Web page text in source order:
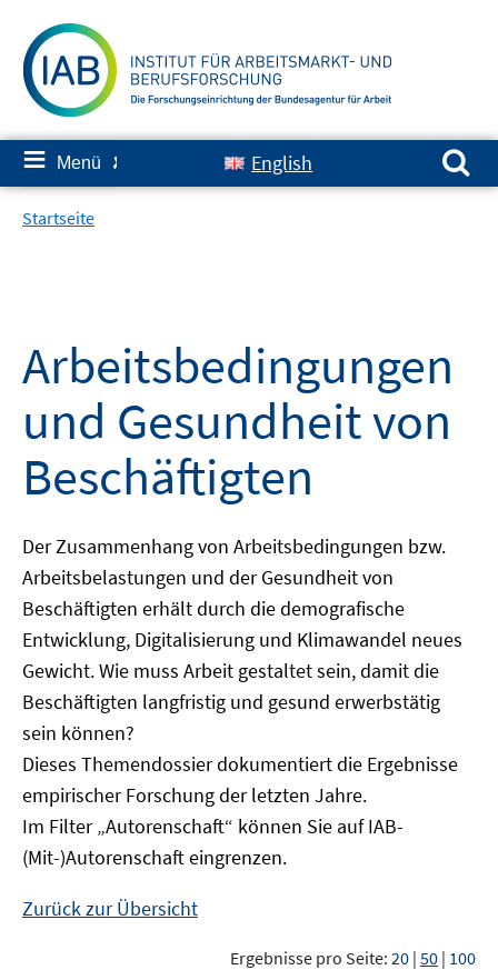
zum
Inhalt
≡ Menü ✘ English
Suchen nach:
Startseite
Arbeitsbedingungen
und Gesundheit von
Beschäftigten
Der Zusammenhang von Arbeitsbedingungen bzw.
Arbeitsbelastungen und der Gesundheit von
Beschäftigten erhält durch die demografische
Entwicklung, Digitalisierung und Klimawandel neues
Gewicht. Wie muss Arbeit gestaltet sein, damit die
Beschäftigten langfristig und gesund erwerbstätig
sein können?
Dieses Themendossier dokumentiert die Ergebnisse
empirischer Forschung der letzten Jahre.
Im Filter „Autorenschaft“ können Sie auf IAB-
(Mit-)Autorenschaft eingrenzen.
Zurück zur Übersicht
Ergebnisse pro Seite: 20 | 50 | 100